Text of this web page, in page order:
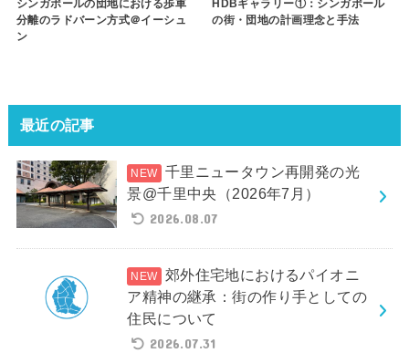
シンガポールの団地における歩車
分離のラドバーン方式＠イーシュ
ン
HDBギャラリー①：シンガポール
の街・団地の計画理念と手法
最近の記事
千里ニュータウン再開発の光
景@千里中央（2026年7月）
2026.08.07
郊外住宅地におけるパイオニ
ア精神の継承：街の作り手としての
住民について
2026.07.31